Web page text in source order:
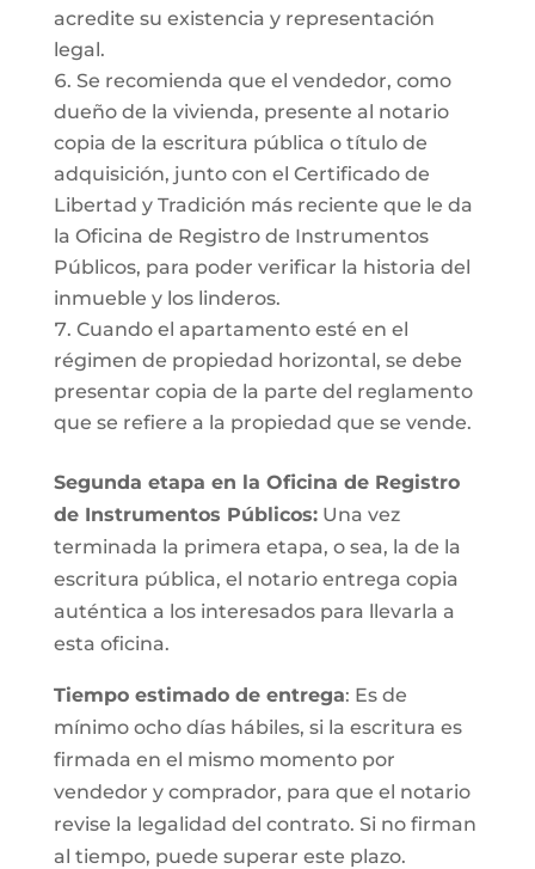
acredite su existencia y representación
legal.
Se recomienda que el vendedor, como
dueño de la vivienda, presente al notario
copia de la escritura pública o título de
adquisición, junto con el Certificado de
Libertad y Tradición más reciente que le da
la Oficina de Registro de Instrumentos
Públicos, para poder verificar la historia del
inmueble y los linderos.
Cuando el apartamento esté en el
régimen de propiedad horizontal, se debe
presentar copia de la parte del reglamento
que se refiere a la propiedad que se vende.
Segunda etapa en la Oficina de Registro
de Instrumentos Públicos:Una vez
terminada la primera etapa, o sea, la de la
escritura pública, el notario entrega copia
auténtica a los interesados para llevarla a
esta oficina.
Tiempo estimado de entrega: Es de
mínimo ocho días hábiles, si la escritura es
firmada en el mismo momento por
vendedor y comprador, para que el notario
revise la legalidad del contrato. Si no firman
al tiempo, puede superar este plazo.